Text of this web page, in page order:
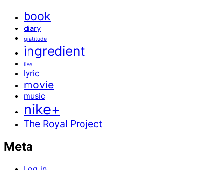
book
diary
gratitude
ingredient
live
lyric
movie
music
nike+
The Royal Project
Meta